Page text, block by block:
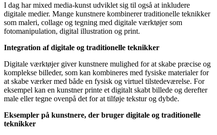
I dag har mixed media-kunst udviklet sig til også at inkludere
digitale medier. Mange kunstnere kombinerer traditionelle teknikker
som maleri, collage og tegning med digitale værktøjer som
fotomanipulation, digital illustration og print.
Integration af digitale og traditionelle teknikker
Digitale værktøjer giver kunstnere mulighed for at skabe præcise og
komplekse billeder, som kan kombineres med fysiske materialer for
at skabe værker med både en fysisk og virtuel tilstedeværelse. For
eksempel kan en kunstner printe et digitalt skabt billede og derefter
male eller tegne ovenpå det for at tilføje tekstur og dybde.
Eksempler på kunstnere, der bruger digitale og traditionelle
teknikker